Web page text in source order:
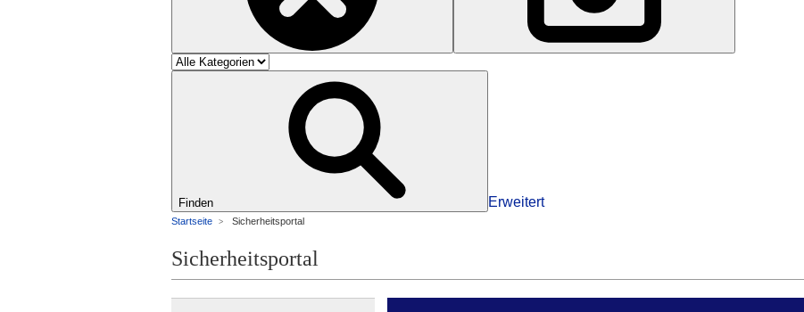
Finden Erweitert
Startseite > Sicherheitsportal
Sicherheitsportal